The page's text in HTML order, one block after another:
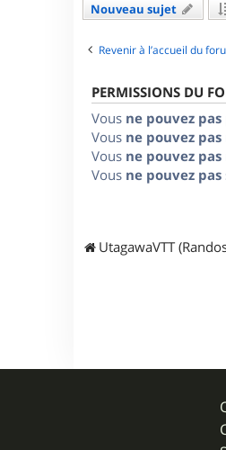
Nouveau sujet
Revenir à l’accueil du
PERMISSIONS DU
Vous ne pouvez pas
Vous ne pouvez pas
Vous ne pouvez pas
Vous ne pouvez pas
UtagawaVTT